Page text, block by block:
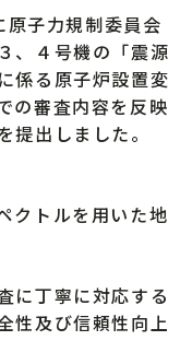
子力規制委員会
、４号機の「震源
係る原子炉設置変
の審査内容を反映
提出しました。
クトルを用いた地
に丁寧に対応する
性及び信頼性向上